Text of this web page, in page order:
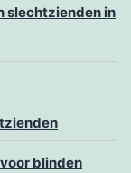
slechtzienden in
blinden